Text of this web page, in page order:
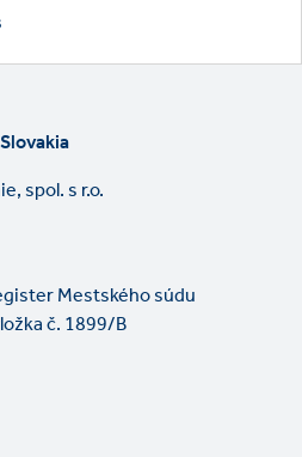
spol. s r.o.
Mestského súdu
č. 1899/B